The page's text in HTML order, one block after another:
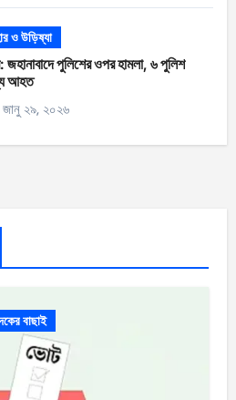
ও উড়িষ্যা
জহানাবাদে পুলিশের ওপর হামলা, ৬ পুলিশ
আহত
জানু ২৯, ২০২৬
বাছাই